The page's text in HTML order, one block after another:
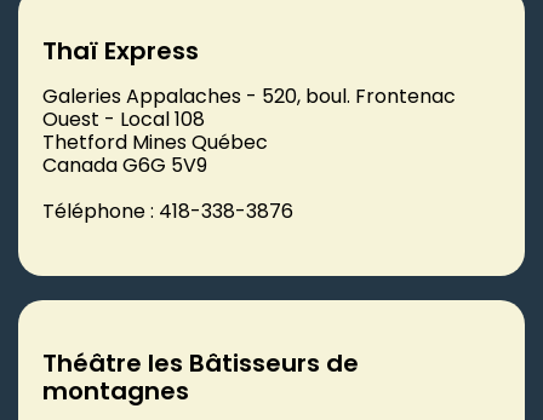
Thaï Express
Galeries Appalaches - 520, boul. Frontenac
Ouest - Local 108
Thetford Mines Québec
Canada G6G 5V9
Téléphone : 418-338-3876
Théâtre les Bâtisseurs de
montagnes